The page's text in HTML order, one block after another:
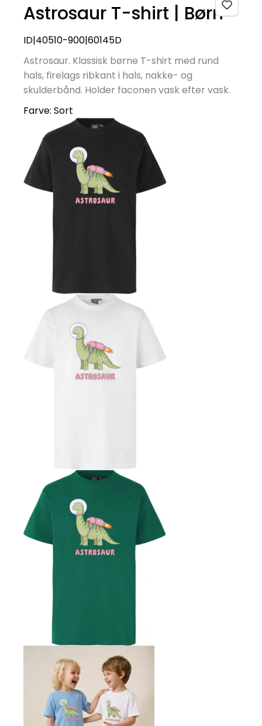
Astrosaur T-shirt | Børn
ID|40510-900|60145D
Astrosaur. Klassisk børne T-shirt med rund
hals, firelags ribkant i hals, nakke- og
skulderbånd. Holder faconen vask efter vask.
Farve: Sort